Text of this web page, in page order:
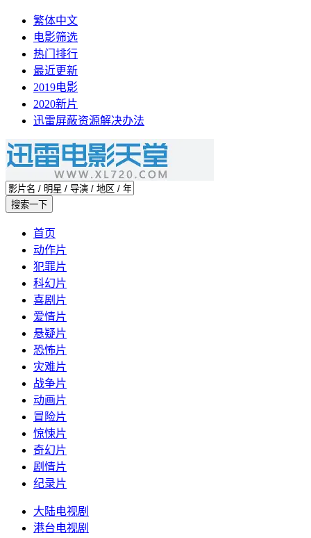
繁体中文
电影筛选
热门排行
最近更新
2019电影
2020新片
迅雷屏蔽资源解决办法
首页
动作片
犯罪片
科幻片
喜剧片
爱情片
悬疑片
恐怖片
灾难片
战争片
动画片
冒险片
惊悚片
奇幻片
剧情片
纪录片
大陆电视剧
港台电视剧